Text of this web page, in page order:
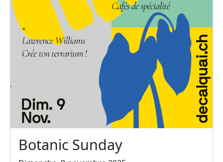
Botanic Sunday